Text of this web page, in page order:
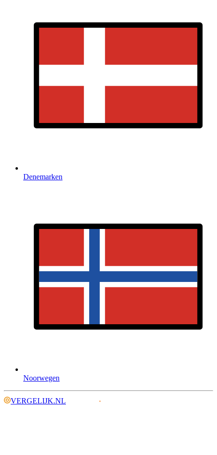
Denemarken
Noorwegen
VERGELIJK.NL